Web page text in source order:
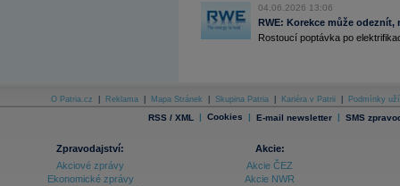
Databanka - Úrokové sazby
Databanka - Veřejné rozpočty
04.06.2026 13:06
RWE: Korekce může
Rostoucí poptávka po
O Patria.cz Reklama Mapa Stránek Skupina Patria Kariéra v Patrii Podmínky
RSS / XML | Cookies | E-mail newsletter | SMS
Zpravodajství:
Akciové zprávy
Ekonomické zprávy
Akcie:
Akcie ČEZ
Akcie NWR